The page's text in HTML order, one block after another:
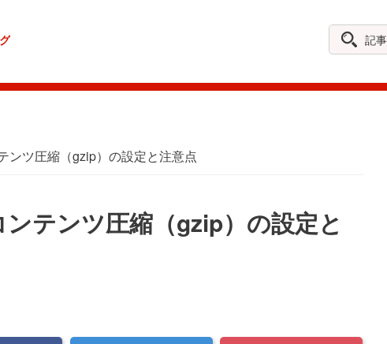
記
事
を
ンツ圧縮（gzip）の設定と注意点
テンツ圧縮（gzip）の設定と